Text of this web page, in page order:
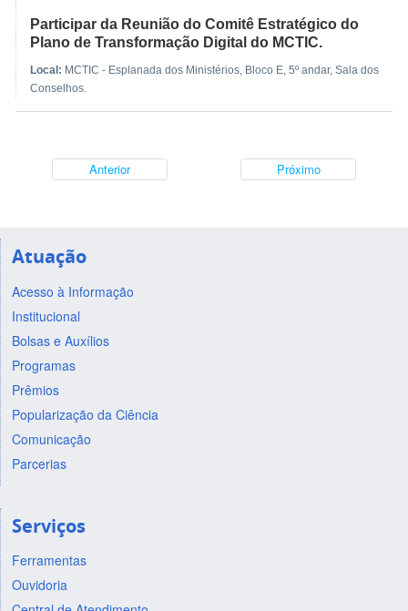
Participar da Reunião do Comitê Estratégico do
Plano de Transformação Digital do MCTIC.
Local: MCTIC - Esplanada dos Ministérios, Bloco E, 5º andar, Sala dos
Conselhos.
Anterior Próximo
Atuação
Acesso à Informação
Institucional
Bolsas e Auxílios
Programas
Prêmios
Popularização da Ciência
Comunicação
Parcerias
Serviços
Ferramentas
Ouvidoria